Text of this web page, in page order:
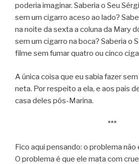
poderia imaginar. Saberia o Seu
sem um cigarro aceso ao lado?
na noite da sexta a coluna da Mary
sem um cigarro na boca? Saberia o
filme sem fumar quatro ou cinco
A única coisa que eu sabia fazer
neta. Por respeito a ela, e aos pais
casa deles pós-Marina.
***
Fico aqui pensando: o problema não
O problema é que ele mata com